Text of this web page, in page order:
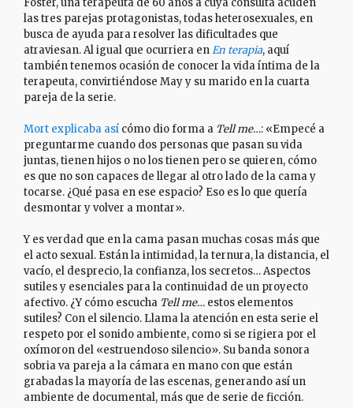
Foster, una terapeuta de 60 años a cuya consulta acuden
las tres parejas protagonistas, todas heterosexuales, en
busca de ayuda para resolver las dificultades que
atraviesan. Al igual que ocurriera enEn terapia, aquí
también tenemos ocasión de conocer la vida íntima de la
terapeuta, convirtiéndose May y su marido en la cuarta
pareja de la serie.
Mort explicaba así cómo dio forma a Tell me…: «Empecé a
preguntarme cuando dos personas que pasan su vida
juntas, tienen hijos o no los tienen pero se quieren, cómo
es que no son capaces de llegar al otro lado de la cama y
tocarse. ¿Qué pasa en ese espacio? Eso es lo que quería
desmontar y volver a montar».
Y es verdad que en la cama pasan muchas cosas más que
el acto sexual. Están la intimidad, la ternura, la distancia, el
vacío, el desprecio, la confianza, los secretos… Aspectos
sutiles y esenciales para la continuidad de un proyecto
afectivo. ¿Y cómo escucha Tell me… estos elementos
sutiles? Con el silencio. Llama la atención en esta serie el
respeto por el sonido ambiente, como si se rigiera por el
oxímoron del «estruendoso silencio». Su banda sonora
sobria va pareja a la cámara en mano con que están
grabadas la mayoría de las escenas, generando así un
ambiente de documental, más que de serie de ficción.